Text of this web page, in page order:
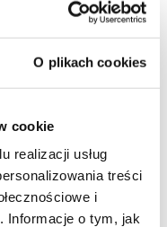
O plikach cookies
cookie
realizacji usług
treści
i
Informacje o tym, jak